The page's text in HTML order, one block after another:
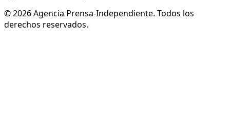
© 2026 Agencia Prensa-Independiente. Todos los
derechos reservados.